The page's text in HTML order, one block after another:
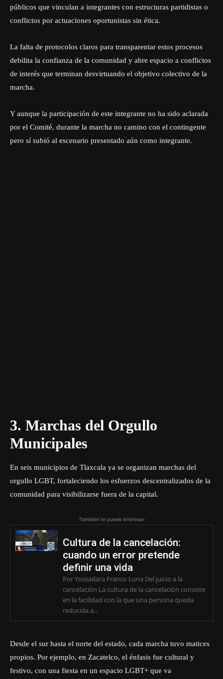
públicos que vinculan a integrantes con estructuras partidistas o
conflictos por actuaciones oportunistas sin ética.
La falta de protocolos claros para transparentar estos procesos
debilita la confianza de la comunidad y abre espacio a conflictos
de interés que terminan desvirtuando el objetivo colectivo de la
marcha.
Y aunque la participación de este integrante no ha sido aclarada
por el Comité, durante la marcha no camino con el contingente
pero sí subió al escenario presentado aún como integrante.
3. Marchas del Orgullo
Municipales
En seis municipios de Tlaxcala ya se organizan marchas del
orgullo LGBT, fortaleciendo los esfuerzos descentralizados de la
comunidad para visibilizarse fuera de la capital.
También te puede interesar
Cultura de la cancelación:
cuando un error pretende
definir una vida
Por Yossadara Franco Luna Del juicio a la
cancelación La cultura de la cancelación consiste
en la facilidad con la que una persona queda
reducida a...
Desde el sur hasta el norte del estado, cada marcha tuvo matices
propios. Por ejemplo, en Zacatelco, el énfasis fue cultural y
festivo, con una fiesta en un espacio LGBT+ que va